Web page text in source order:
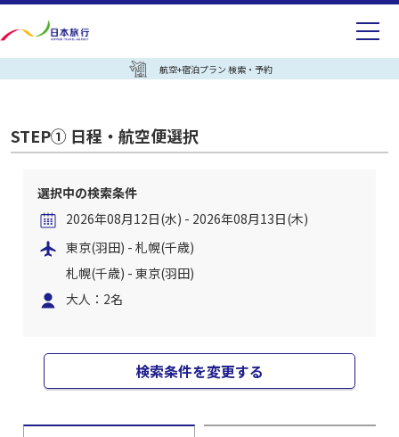
航空+宿泊プラン 検索・予約
STEP① 日程・航空便選択
選択中の検索条件
2026年08月12日(水) - 2026年08月13日(木)
東京(羽田) - 札幌(千歳)
札幌(千歳) - 東京(羽田)
大人：2名
検索条件を変更する